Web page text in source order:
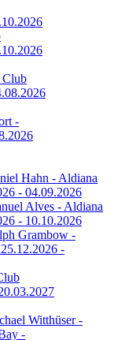
Club
-
Hahn - Aldiana
- 04.09.2026
Alves - Aldiana
- 10.10.2026
Grambow -
25.12.2026 -
Witthüser -
-